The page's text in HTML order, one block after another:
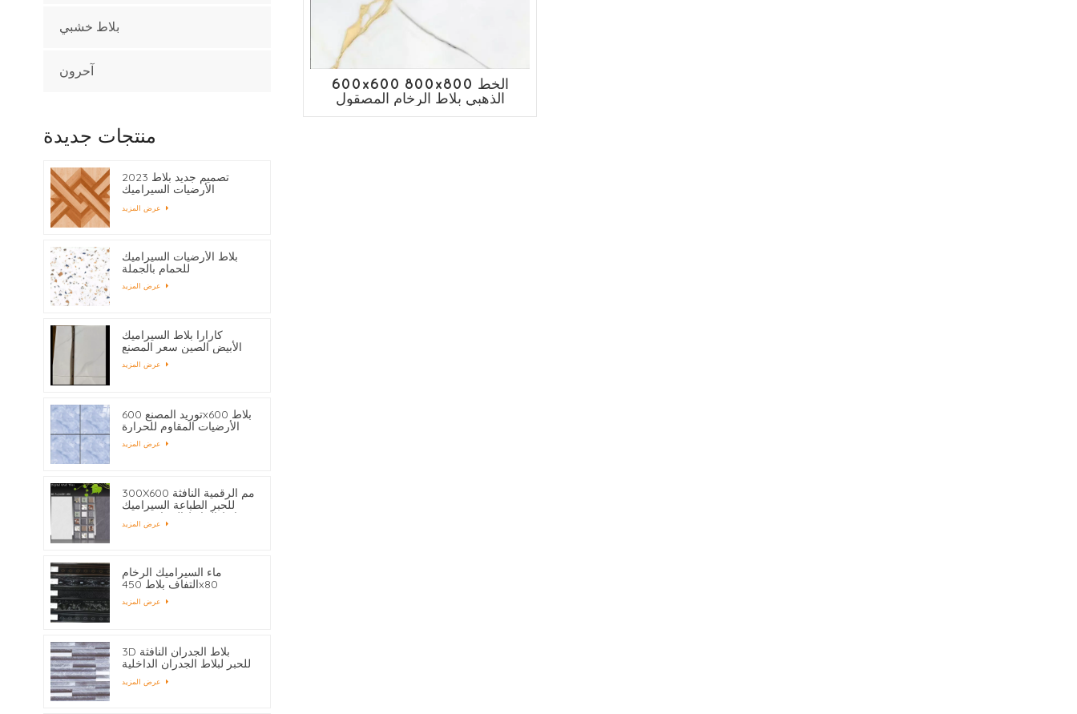
600x600 800x800 الخط
الذهبي بلاط الرخام المصقول
بلاط خشبي
آحرون
منتجات جديدة
2023 تصميم جديد بلاط
الأرضيات السيراميك
400x400
بلاط الأرضيات السيراميك
للحمام بالجملة
كارارا بلاط السيراميك
الأبيض الصين سعر المصنع
توريد المصنع 600x600 بلاط
الأرضيات المقاوم للحرارة
300X600 مم الرقمية النافثة
للحبر الطباعة السيراميك
بلاط الحائط الحمام حسب
الطلب
ماء السيراميك الرخام
التفاف بلاط 450x80
3D بلاط الجدران النافثة
للحبر لبلاط الجدران الداخلية